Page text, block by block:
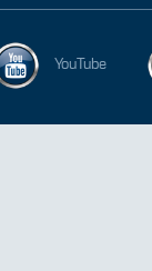
YouTube